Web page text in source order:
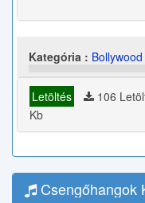
Kategória : Bollywood
Letöltés 106
Kb
Csengőhangok